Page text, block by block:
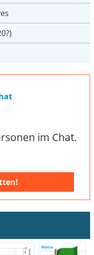
im Chat.